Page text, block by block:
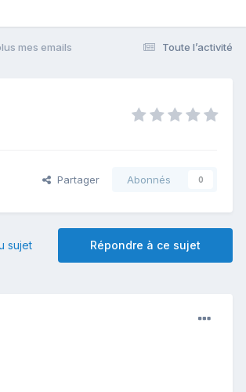
Toute l’activité
mes emails
Partager Abonnés 0
Répondre à ce sujet
sujet